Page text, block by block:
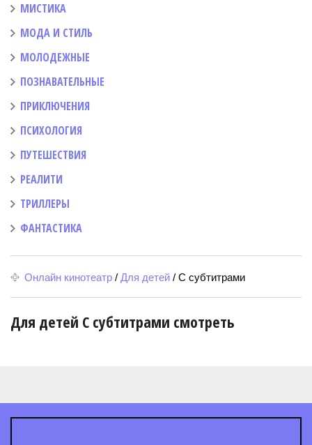
МИСТИКА
МОДА И СТИЛЬ
МОЛОДЕЖНЫЕ
ПОЗНАВАТЕЛЬНЫЕ
ПРИКЛЮЧЕНИЯ
ПСИХОЛОГИЯ
ПУТЕШЕСТВИЯ
РЕАЛИТИ
ТРИЛЛЕРЫ
ФАНТАСТИКА
Онлайн кинотеатр / Для детей / С субтитрами
Для детей С субтитрами смотреть